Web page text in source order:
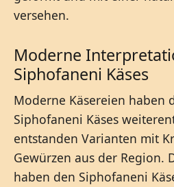
versehen.
Moderne
Siphofaneni Käses
Moderne Käsereien haben
Siphofaneni Käses
entstanden Varianten mit
Gewürzen aus der Region.
haben den Siphofaneni